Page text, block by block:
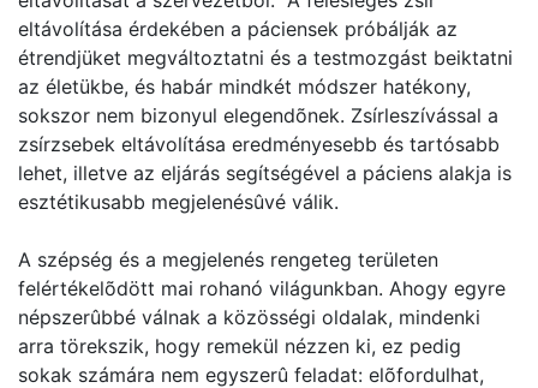
eltávolítása érdekében a páciensek próbálják az
étrendjüket megváltoztatni és a testmozgást beiktatni
az életükbe, és habár mindkét módszer hatékony,
sokszor nem bizonyul elegendõnek. Zsírleszívással a
zsírzsebek eltávolítása eredményesebb és tartósabb
lehet, illetve az eljárás segítségével a páciens alakja is
esztétikusabb megjelenésûvé válik.
A szépség és a megjelenés rengeteg területen
felértékelõdött mai rohanó világunkban. Ahogy egyre
népszerûbbé válnak a közösségi oldalak, mindenki
arra törekszik, hogy remekül nézzen ki, ez pedig
sokak számára nem egyszerû feladat: elõfordulhat,